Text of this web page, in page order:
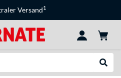
Versand1